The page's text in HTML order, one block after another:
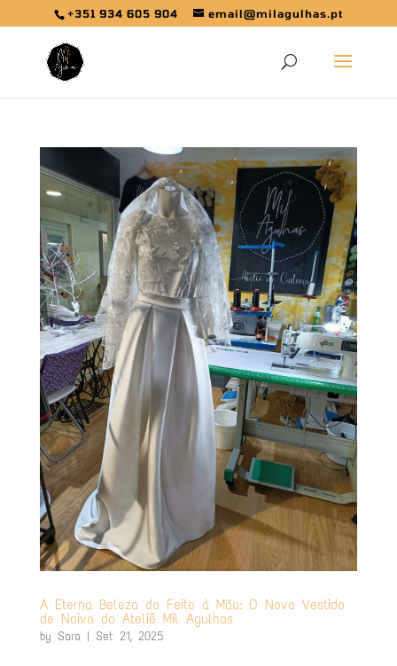
+351 934 605 904 email@milagulhas.pt
A Eterna Beleza do Feito à Mão: O Novo Vestido
de Noiva do Ateliê Mil Agulhas
by Sara| Set 21, 2025